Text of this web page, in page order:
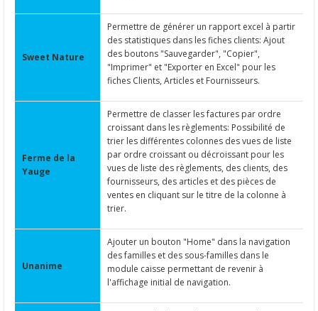
Sweet Nature
Permettre de générer un rapport excel à partir
des statistiques dans les fiches clients: Ajout
des boutons "Sauvegarder", "Copier",
"Imprimer" et "Exporter en Excel" pour les
fiches Clients, Articles et Fournisseurs.
Ferme de la
Yauge
Permettre de classer les factures par ordre
croissant dans les règlements: Possibilité de
trier les différentes colonnes des vues de liste
par ordre croissant ou décroissant pour les
vues de liste des règlements, des clients, des
fournisseurs, des articles et des pièces de
ventes en cliquant sur le titre de la colonne à
trier.
Unanime
Ajouter un bouton "Home" dans la navigation
des familles et des sous-familles dans le
module caisse permettant de revenir à
l'affichage initial de navigation.